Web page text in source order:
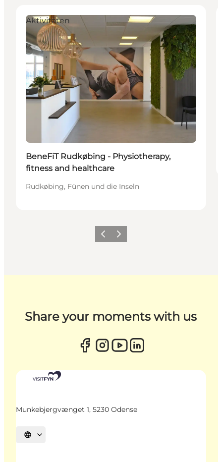
Aktivitäten
BeneFiT Rudkøbing - Physiotherapy,
fitness and healthcare
Rudkøbing, Fünen und die Inseln
ZurückWeiter
Share your moments with us
Munkebjergvænget 1, 5230 Odense
Sprache auswählen